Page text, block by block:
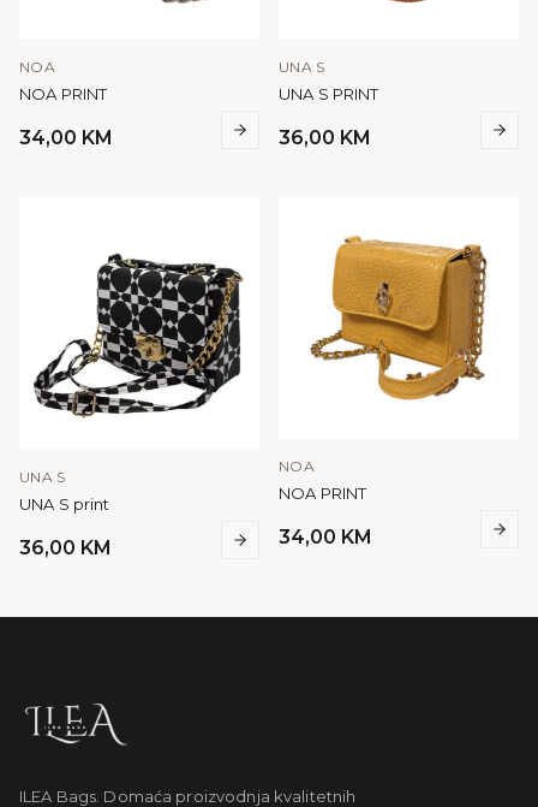
NOA
NOA PRINT
34,00 KM
UNA S
UNA S PRINT
36,00 KM
UNA S
UNA S print
36,00 KM
NOA
NOA PRINT
34,00 KM
ILEA Bags. Domaća proizvodnja kvalitetnih